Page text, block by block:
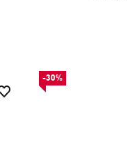
-30%